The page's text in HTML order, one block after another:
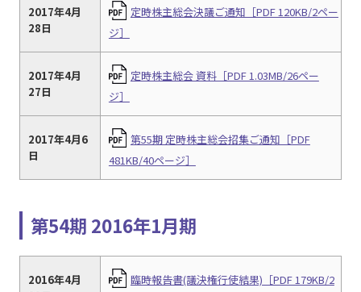
2017年4月
28日
定時株主総会決議ご通知［PDF 120KB/2ペー
ジ］
2017年4月
27日
定時株主総会 資料［PDF 1.03MB/26ペー
ジ］
2017年4月6
日
第55期 定時株主総会招集ご通知［PDF
481KB/40ページ］
第54期 2016年1月期
2016年4月
臨時報告書(議決権行使結果)［PDF 179KB/2